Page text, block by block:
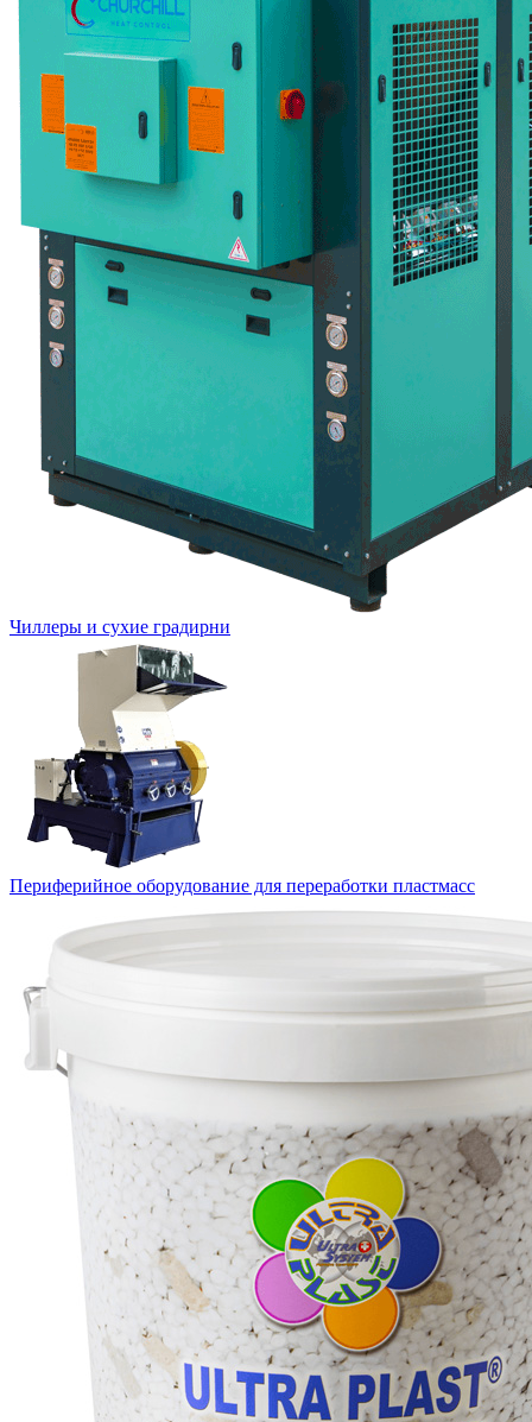
Чиллеры и сухие градирни
Периферийное оборудование для переработки пластмасс